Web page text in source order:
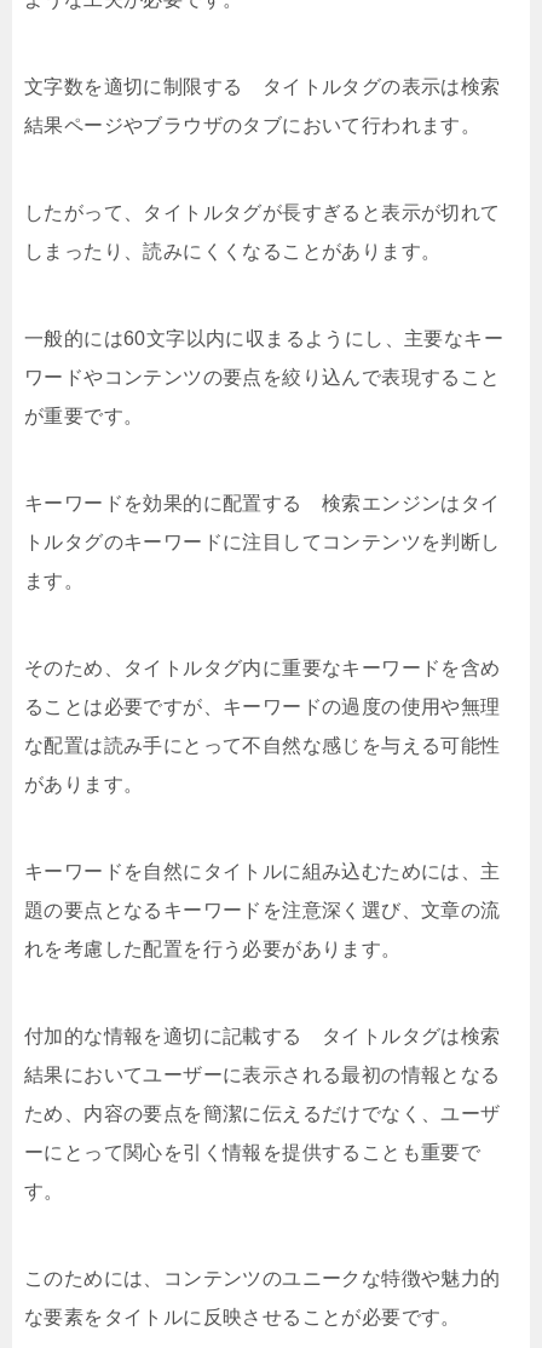
文字数を適切に制限する タイトルタグの表示は検索
結果ページやブラウザのタブにおいて行われます。
したがって、タイトルタグが長すぎると表示が切れて
しまったり、読みにくくなることがあります。
一般的には60文字以内に収まるようにし、主要なキー
ワードやコンテンツの要点を絞り込んで表現すること
が重要です。
キーワードを効果的に配置する 検索エンジンはタイ
トルタグのキーワードに注目してコンテンツを判断し
ます。
そのため、タイトルタグ内に重要なキーワードを含め
ることは必要ですが、キーワードの過度の使用や無理
な配置は読み手にとって不自然な感じを与える可能性
があります。
キーワードを自然にタイトルに組み込むためには、主
題の要点となるキーワードを注意深く選び、文章の流
れを考慮した配置を行う必要があります。
付加的な情報を適切に記載する タイトルタグは検索
結果においてユーザーに表示される最初の情報となる
ため、内容の要点を簡潔に伝えるだけでなく、ユーザ
ーにとって関心を引く情報を提供することも重要で
す。
このためには、コンテンツのユニークな特徴や魅力的
な要素をタイトルに反映させることが必要です。